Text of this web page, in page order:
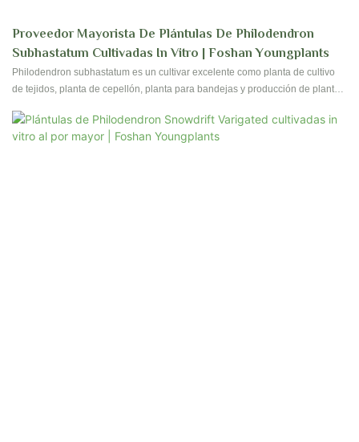
Proveedor Mayorista De Plántulas De Philodendron
Subhastatum Cultivadas In Vitro | Foshan Youngplants
Philodendron subhastatum es un cultivar excelente como planta de cultivo
de tejidos, planta de cepellón, planta para bandejas y producción de plantas
valor para cultivadores profesionales, revendedores mayoristas y
productores de plantas de follaje.